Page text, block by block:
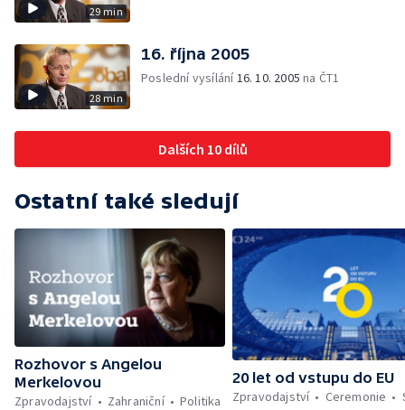
29 min
28 min
16. října 2005
Poslední vysílání16. 10. 2005 na ČT1
Dalších 10 dílů
Ostatní také sledují
Rozhovor s Angelou
Merkelovou
Zpravodajství
Zahraniční Politika
20 let od vstupu do EU
Zpravodajství
Ceremonie